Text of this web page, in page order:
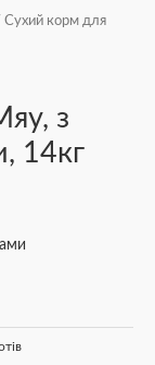
Сухий корм для
з
14кг